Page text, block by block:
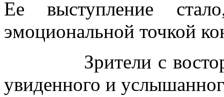
Ее выступление
эмоциональной точкой
Зрители с
увиденного и